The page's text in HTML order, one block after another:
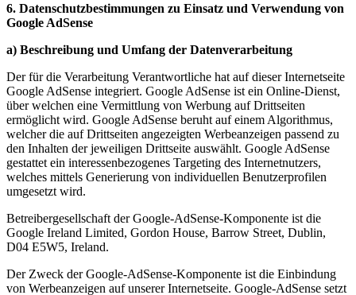
6. Datenschutzbestimmungen zu Einsatz und Verwendung von
Google AdSense
a) Beschreibung und Umfang der Datenverarbeitung
Der für die Verarbeitung Verantwortliche hat auf dieser Internetseite
Google AdSense integriert. Google AdSense ist ein Online-Dienst,
über welchen eine Vermittlung von Werbung auf Drittseiten
ermöglicht wird. Google AdSense beruht auf einem Algorithmus,
welcher die auf Drittseiten angezeigten Werbeanzeigen passend zu
den Inhalten der jeweiligen Drittseite auswählt. Google AdSense
gestattet ein interessenbezogenes Targeting des Internetnutzers,
welches mittels Generierung von individuellen Benutzerprofilen
umgesetzt wird.
Betreibergesellschaft der Google-AdSense-Komponente ist die
Google Ireland Limited, Gordon House, Barrow Street, Dublin,
D04 E5W5, Ireland.
Der Zweck der Google-AdSense-Komponente ist die Einbindung
von Werbeanzeigen auf unserer Internetseite. Google-AdSense setzt